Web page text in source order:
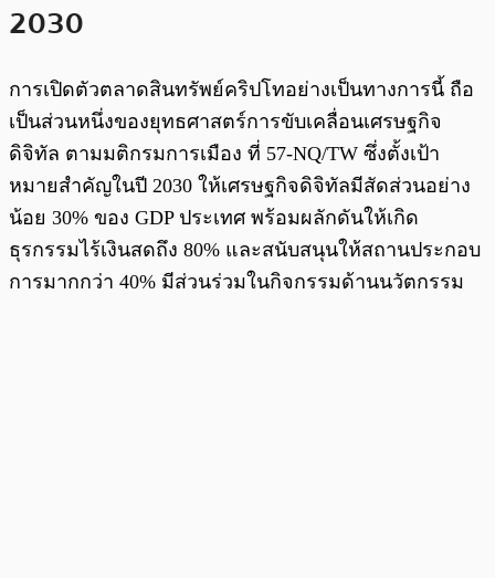
2030
การเปิดตัวตลาดสินทรัพย์คริปโทอย่างเป็นทางการนี้ ถือ
เป็นส่วนหนึ่งของยุทธศาสตร์การขับเคลื่อนเศรษฐกิจ
ดิจิทัล ตามมติกรมการเมือง ที่ 57-NQ/TW ซึ่งตั้งเป้า
หมายสำคัญในปี 2030 ให้เศรษฐกิจดิจิทัลมีสัดส่วนอย่าง
น้อย 30% ของ GDP ประเทศ พร้อมผลักดันให้เกิด
ธุรกรรมไร้เงินสดถึง 80% และสนับสนุนให้สถานประกอบ
การมากกว่า 40% มีส่วนร่วมในกิจกรรมด้านนวัตกรรม